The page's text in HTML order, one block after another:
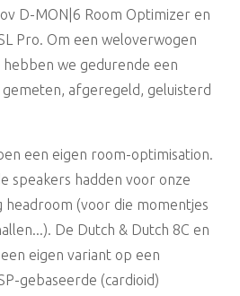
D-MON|6 Room Optimizer en
Pro. Om een weloverwogen
hebben we gedurende een
afgeregeld, geluisterd
een eigen room-optimisation.
speakers hadden voor onze
headroom (voor die momentjes
De Dutch & Dutch 8C en
eigen variant op een
gebaseerde (cardioid)